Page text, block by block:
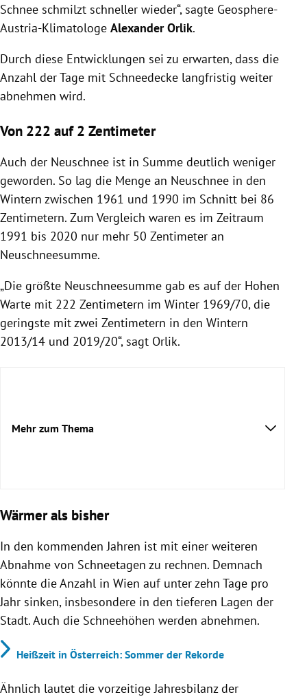
Schnee schmilzt schneller wieder“, sagte Geosphere-
Austria-Klimatologe Alexander Orlik.
Durch diese Entwicklungen sei zu erwarten, dass die
Anzahl der Tage mit Schneedecke langfristig weiter
abnehmen wird.
Von 222 auf 2 Zentimeter
Auch der Neuschnee ist in Summe deutlich weniger
geworden. So lag die Menge an Neuschnee in den
Wintern zwischen 1961 und 1990 im Schnitt bei 86
Zentimetern. Zum Vergleich waren es im Zeitraum
1991 bis 2020 nur mehr 50 Zentimeter an
Neuschneesumme.
„Die größte Neuschneesumme gab es auf der Hohen
Warte mit 222 Zentimetern im Winter 1969/70, die
geringste mit zwei Zentimetern in den Wintern
2013/14 und 2019/20“, sagt Orlik.
Mehr zum Thema
Wärmer als bisher
In den kommenden Jahren ist mit einer weiteren
Abnahme von Schneetagen zu rechnen. Demnach
könnte die Anzahl in Wien auf unter zehn Tage pro
Jahr sinken, insbesondere in den tieferen Lagen der
Stadt. Auch die Schneehöhen werden abnehmen.
Heißzeit in Österreich: Sommer der Rekorde
Ähnlich lautet die vorzeitige Jahresbilanz der